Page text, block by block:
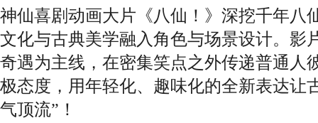
神仙喜剧动画大片《八仙！》深挖千年八
文化与古典美学融入角色与场景设计。影
奇遇为主线，在密集笑点之外传递普通人
极态度，用年轻化、趣味化的全新表达让
气顶流”！